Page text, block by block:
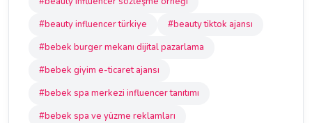
#beauty influencer türkiye
#beauty tiktok ajansı
#bebek burger mekanı dijital pazarlama
#bebek giyim e-ticaret ajansı
#bebek spa merkezi influencer tanıtımı
#bebek spa ve yüzme reklamları